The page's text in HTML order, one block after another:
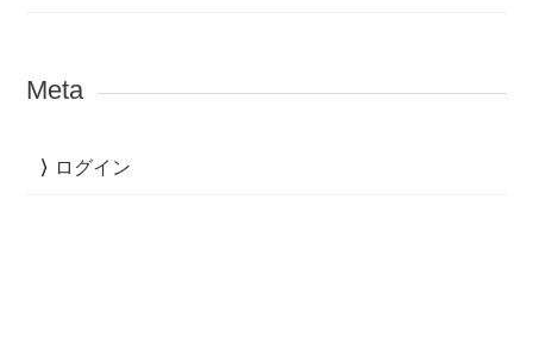
Meta
ログイン